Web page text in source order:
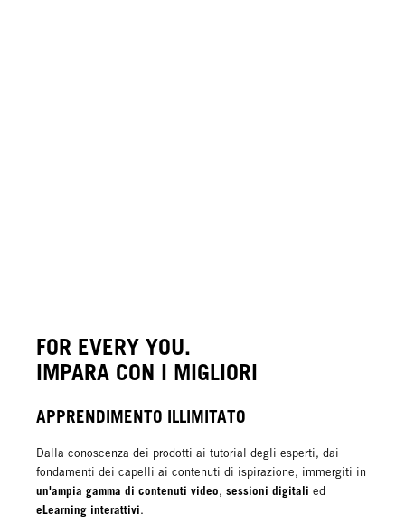
FOR EVERY YOU.
IMPARA CON I MIGLIORI
APPRENDIMENTO ILLIMITATO
Dalla conoscenza dei prodotti ai tutorial degli esperti, dai
fondamenti dei capelli ai contenuti di ispirazione, immergiti in
un'ampia gamma di contenuti video, sessioni digitali ed
eLearning interattivi.